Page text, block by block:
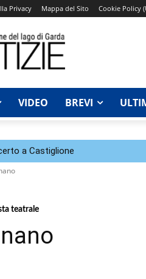
Privacy Mappa del Sito Cookie Policy
VIDEO BREVI
a Castiglione
teatrale